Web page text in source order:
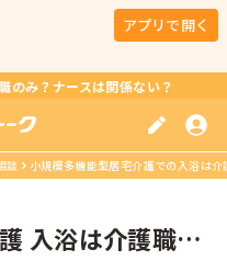
アプリで開く
のみ？ナースは関係ない？
談 小規模多機能型居宅介護での入浴は
入浴は介護職だ